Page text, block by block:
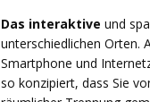
Das interaktive und
unterschiedlichen Orten.
Smartphone und
so konzipiert, dass Sie